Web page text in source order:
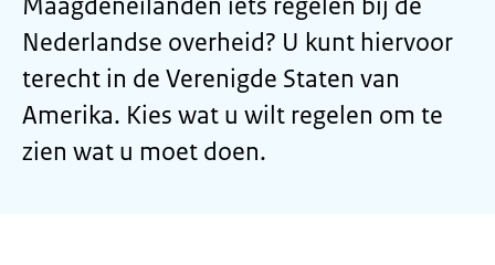
Nederlandse overheid? U kunt hiervoor
terecht in de Verenigde Staten van
Amerika. Kies wat u wilt regelen om te
zien wat u moet doen.